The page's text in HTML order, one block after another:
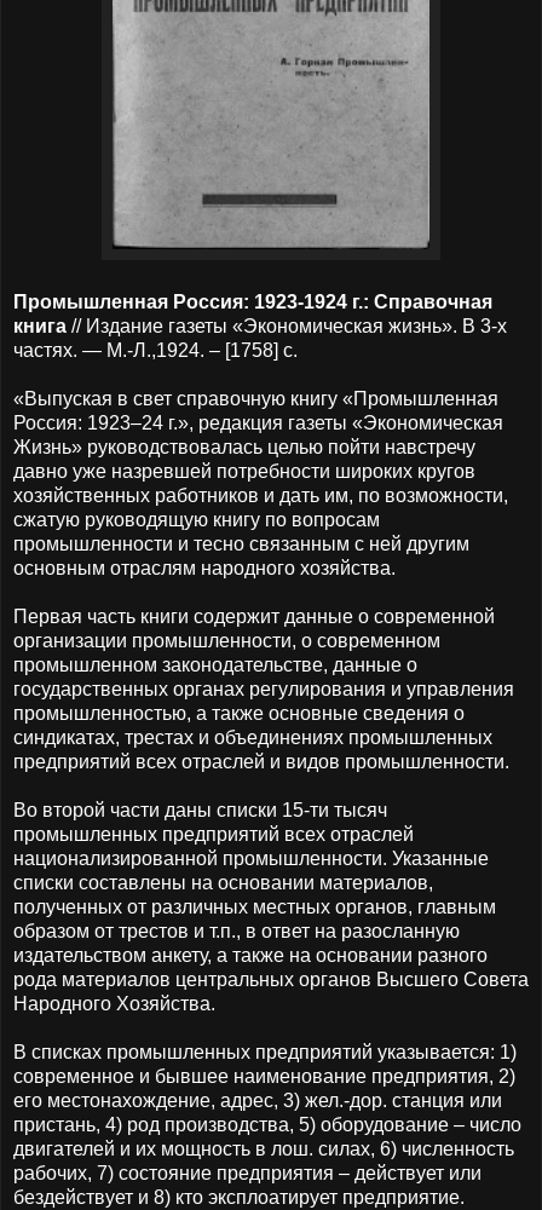
Промышленная Россия: 1923-1924 г.: Справочная
книга // Издание газеты «Экономическая жизнь». В 3-х
частях. — М.-Л.,1924. – [1758] c.
«Выпуская в свет справочную книгу «Промышленная
Россия: 1923–24 г.», редакция газеты «Экономическая
Жизнь» руководствовалась целью пойти навстречу
давно уже назревшей потребности широких кругов
хозяйственных работников и дать им, по возможности,
сжатую руководящую книгу по вопросам
промышленности и тесно связанным с ней другим
основным отраслям народного хозяйства.
Первая часть книги содержит данные о современной
организации промышленности, о современном
промышленном законодательстве, данные о
государственных органах регулирования и управления
промышленностью, а также основные сведения о
синдикатах, трестах и объединениях промышленных
предприятий всех отраслей и видов промышленности.
Во второй части даны списки 15-ти тысяч
промышленных предприятий всех отраслей
национализированной промышленности. Указанные
списки составлены на основании материалов,
полученных от различных местных органов, главным
образом от трестов и т.п., в ответ на разосланную
издательством анкету, а также на основании разного
рода материалов центральных органов Высшего Совета
Народного Хозяйства.
В списках промышленных предприятий указывается: 1)
современное и бывшее наименование предприятия, 2)
его местонахождение, адрес, 3) жел.-дор. станция или
пристань, 4) род производства, 5) оборудование – число
двигателей и их мощность в лош. силах, 6) численность
рабочих, 7) состояние предприятия – действует или
бездействует и 8) кто эксплоатирует предприятие.